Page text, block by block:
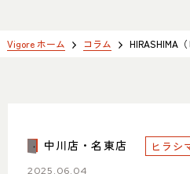
イベント/ニュース
ITEM
商品紹介
Vigore ホーム コラム HIRASHIMA
中川店・名東店 ヒラシ
2025.06.04